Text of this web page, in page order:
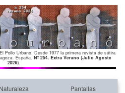
Pollo Urbano. Desde 1977 la primera revista de sátira
España. Nº 254. Extra Verano (Julio Agosto
2026).
Naturaleza Pantallas